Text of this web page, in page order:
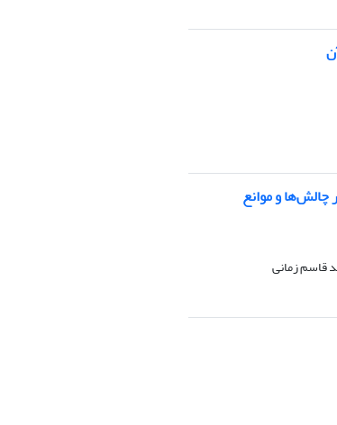
چالش‌ها و موانع
قاسم زمانی